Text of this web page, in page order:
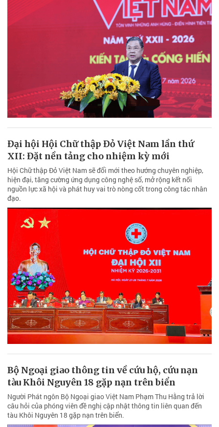
Đại hội Hội Chữ thập Đỏ Việt Nam lần thứ
XII: Đặt nền tảng cho nhiệm kỳ mới
Hội Chữ thập Đỏ Việt Nam sẽ đổi mới theo hướng chuyên nghiệp,
hiện đại, tăng cường ứng dụng công nghệ số, mở rộng kết nối
nguồn lực xã hội và phát huy vai trò nòng cốt trong công tác nhân
đạo.
Bộ Ngoại giao thông tin về cứu hộ, cứu nạn
tàu Khôi Nguyên 18 gặp nạn trên biển
Người Phát ngôn Bộ Ngoại giao Việt Nam Phạm Thu Hằng trả lời
câu hỏi của phóng viên đề nghị cập nhật thông tin liên quan đến
tàu Khôi Nguyên 18 gặp nạn trên biển.